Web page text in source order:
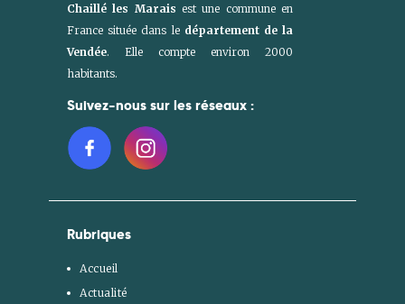
Chaillé les Marais est une commune en
France située dans le département de la
Vendée. Elle compte environ 2000
habitants.
Suivez-nous sur les réseaux :
Rubriques
Accueil
Actualité